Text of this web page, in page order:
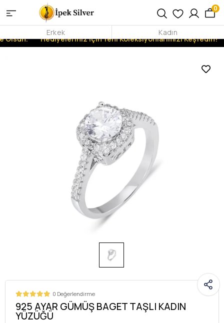
Hediyeleriniz İçin Yeni Koleksiyonlarımızı Keşfedin!
0
Erkek Kadın
0 Değerlendirme
925 AYAR GÜMÜŞ BAGET TAŞLI KADIN
YÜZÜĞÜ